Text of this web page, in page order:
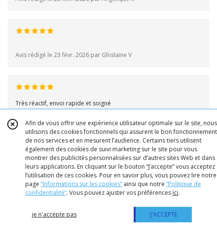
Avis rédigé le 23 févr. 2026 par Ghislaine V
Très réactif, envoi rapide et soigné
Avis rédigé le 23 févr. 2026 par Patrick B
Avis rédigé le 20 févr. 2026 par Marylise T
Afin de vous offrir une expérience utilisateur optimale sur le site, nous
utilisons des cookies fonctionnels qui assurent le bon fonctionnement
de nos services et en mesurent l’audience. Certains tiers utilisent
également des cookies de suivi marketing sur le site pour vous
montrer des publicités personnalisées sur d’autres sites Web et dans
leurs applications. En cliquant sur le bouton “J’accepte” vous acceptez
l’utilisation de ces cookies. Pour en savoir plus, vous pouvez lire notre
page “Informations sur les cookies” ainsi que notre “Politique de
confidentialité“. Vous pouvez ajuster vos préférences ici.
je n'accepte pas J'ACCEPTE